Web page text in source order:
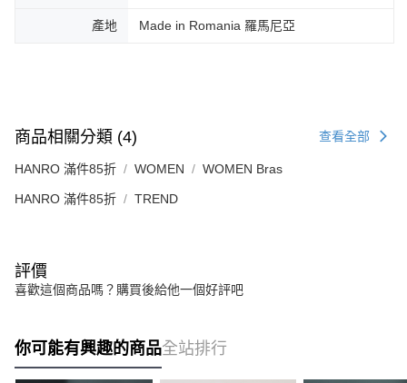
產地 Made in Romania 羅馬尼亞
商品相關分類 (4) 查看全部
HANRO 滿件85折 WOMEN WOMEN Bras
HANRO 滿件85折 TREND
評價
喜歡這個商品嗎？購買後給他一個好評吧
你可能有興趣的商品全站排行